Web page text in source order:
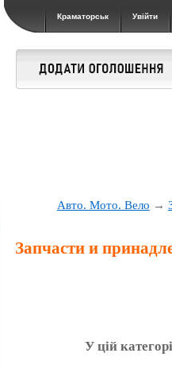
Краматорськ Увійти
Авто. Мото. Вело →
Запчасти и
У цій